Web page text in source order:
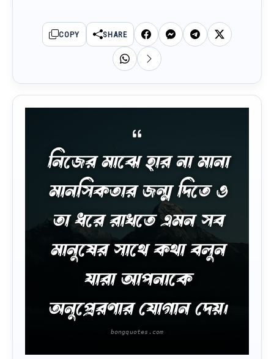
COPY SHARE
নিজের মাঝে হার না মানা
মানসিকতার জন্ম দিতে ও
তা ধরে রাখতে এমন সব
মানুষের সাথে কথা বলুন
যারা আপনাকে
অনুপ্রেরণার যোগান দেয়।